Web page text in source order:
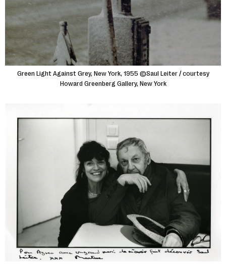
Green Light Against Grey, New York, 1955 ©Saul Leiter / courtesy
Howard Greenberg Gallery, New York